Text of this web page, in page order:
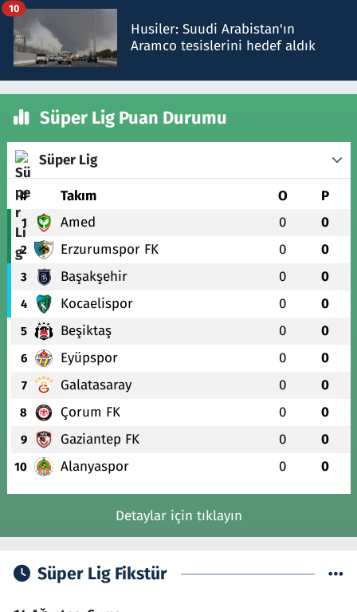
Husiler: Suudi Arabistan'ın
Aramco tesislerini hedef aldık
10
Süper Lig Puan Durumu
Süper Lig
# Takım O P
1 Amed 0 0
2 Erzurumspor FK 0 0
3 Başakşehir 0 0
4 Kocaelispor 0 0
5 Beşiktaş 0 0
6 Eyüpspor 0 0
7 Galatasaray 0 0
8 Çorum FK 0 0
9 Gaziantep FK 0 0
10 Alanyaspor 0 0
Detaylar için tıklayın
Süper Lig Fikstür